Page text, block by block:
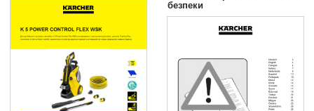
безпеки